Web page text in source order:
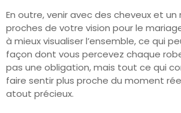
En outre, venir avec des cheveux et un
proches de votre vision pour le
à mieux visualiser l’ensemble, ce qui
façon dont vous percevez chaque
pas une obligation, mais tout ce qui
faire sentir plus proche du moment
atout précieux.